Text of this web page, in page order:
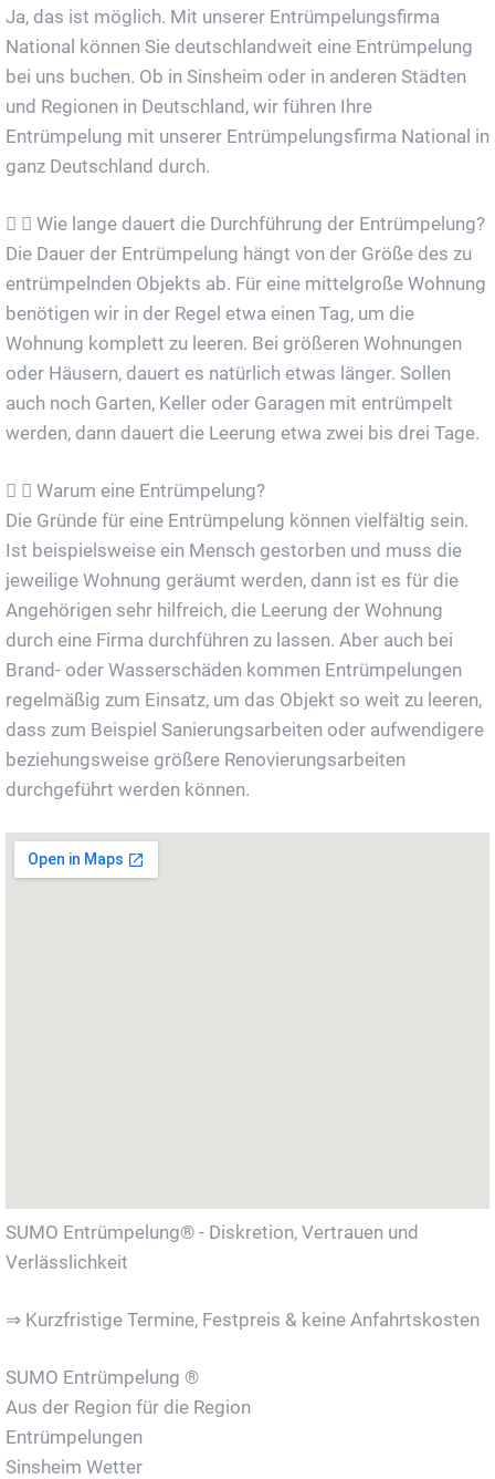
Ja, das ist möglich. Mit unserer Entrümpelungsfirma
National können Sie deutschlandweit eine Entrümpelung
bei uns buchen. Ob in Sinsheim oder in anderen Städten
und Regionen in Deutschland, wir führen Ihre
Entrümpelung mit unserer Entrümpelungsfirma National in
ganz Deutschland durch.
Wie lange dauert die Durchführung der Entrümpelung?
Die Dauer der Entrümpelung hängt von der Größe des zu
entrümpelnden Objekts ab. Für eine mittelgroße Wohnung
benötigen wir in der Regel etwa einen Tag, um die
Wohnung komplett zu leeren. Bei größeren Wohnungen
oder Häusern, dauert es natürlich etwas länger. Sollen
auch noch Garten, Keller oder Garagen mit entrümpelt
werden, dann dauert die Leerung etwa zwei bis drei Tage.
Warum eine Entrümpelung?
Die Gründe für eine Entrümpelung können vielfältig sein.
Ist beispielsweise ein Mensch gestorben und muss die
jeweilige Wohnung geräumt werden, dann ist es für die
Angehörigen sehr hilfreich, die Leerung der Wohnung
durch eine Firma durchführen zu lassen. Aber auch bei
Brand- oder Wasserschäden kommen Entrümpelungen
regelmäßig zum Einsatz, um das Objekt so weit zu leeren,
dass zum Beispiel Sanierungsarbeiten oder aufwendigere
beziehungsweise größere Renovierungsarbeiten
durchgeführt werden können.
SUMO Entrümpelung® - Diskretion, Vertrauen und
Verlässlichkeit
⇒ Kurzfristige Termine, Festpreis & keine Anfahrtskosten
SUMO Entrümpelung ®
Aus der Region für die Region
Entrümpelungen
Sinsheim Wetter